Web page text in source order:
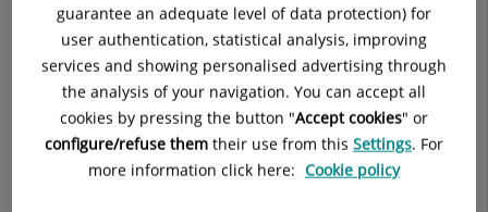
guarantee an adequate level of data protection) for
user authentication, statistical analysis, improving
services and showing personalised advertising through
the analysis of your navigation. You can accept all
cookies by pressing the button "Accept cookies" or
configure/refuse them their use from this Settings. For
more information click here: Cookie policy